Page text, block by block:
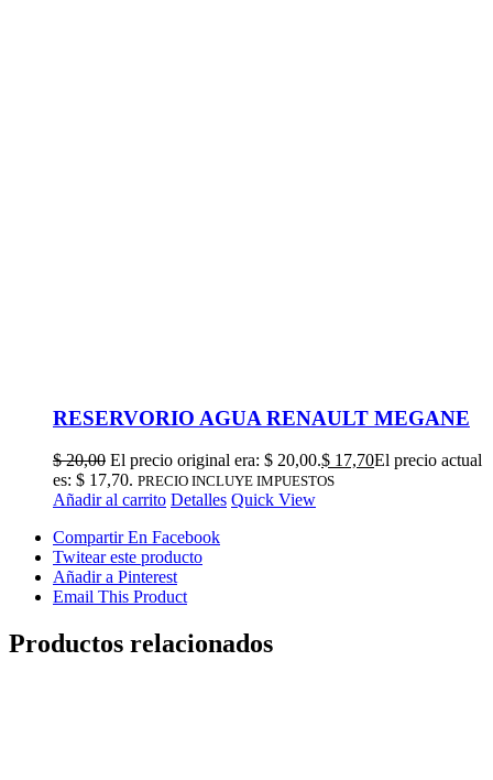
RESERVORIO AGUA RENAULT MEGANE
$20,00 El precio original era: $ 20,00.$ 17,70El precio actual
es: $ 17,70. PRECIO INCLUYE IMPUESTOS
Añadir al carrito Detalles Quick View
Compartir En Facebook
Twitear este producto
Añadir a Pinterest
Email This Product
Productos relacionados